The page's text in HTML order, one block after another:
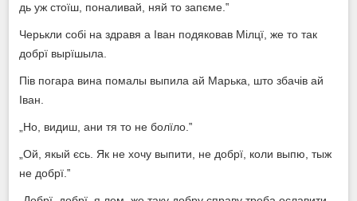
дь уж стоїш, поналивай, няй то запєме.‟
Черькли собі на здравя а Іван подяковав Мілцї, же то так
добрї вырїшыла.
Пів погара вина помалы выпила ай Марька, што збачів ай
Іван.
„Но, видиш, ани тя то не болїло.‟
„Ой, якый єсь. Як не хочу выпити, не добрї, коли выпю, тыж
не добрї.‟